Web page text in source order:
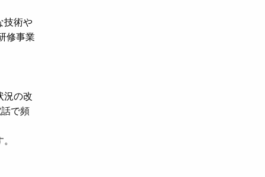
技術や
修事業
況の改
で頻